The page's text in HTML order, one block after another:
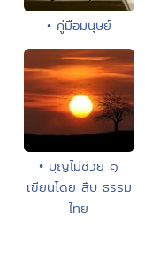
• คู่มือมนุษย์
• บุญไม่ช่วย ๑
เขียนโดย สืบ ธรรม
ไทย